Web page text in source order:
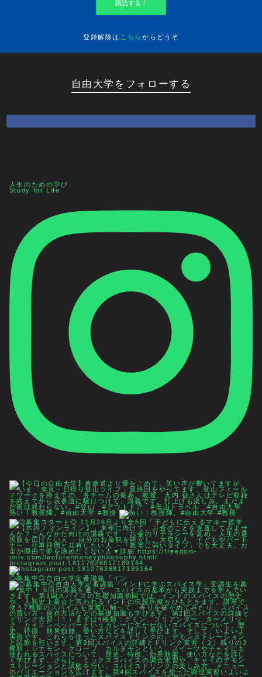
購読する！
登録解除は こちら からどうぞ
自由大学をフォローする
人生のための学び
Study for Life
熱い！教授陣。#自由大学 #教授
Instagram post 18127626817189164
◎募集中◎自由大学定番講義『イン